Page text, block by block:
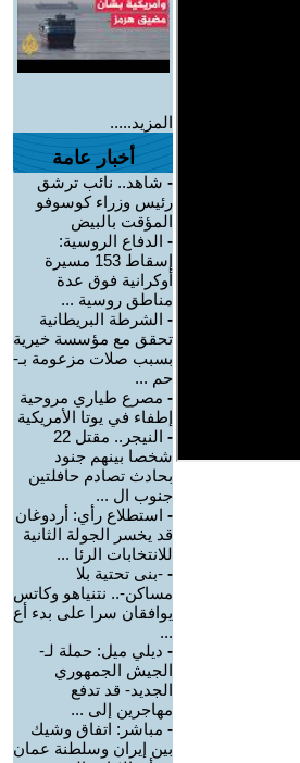
المزيد.....
أخبار عامة
- شاهد.. نائب ترشق
رئيس وزراء كوسوفو
المؤقت بالبيض
- الدفاع الروسية:
إسقاط 153 مسيرة
أوكرانية فوق عدة
مناطق روسية ...
- الشرطة البريطانية
تحقق مع مؤسسة خيرية
بسبب صلات مزعومة بـ-
حم ...
- مصرع طياري مروحية
إطفاء في يوتا الأمريكية
-
النيجر.. مقتل 22
شخصا بينهم جنود
بحادث تصادم حافلتين
جنوب ال ...
- استطلاع رأي: أردوغان
قد يخسر الجولة الثانية
للانتخابات الرئا ...
- -بنى تحتية بلا
مساكن-.. نتنياهو وكاتس
يوافقان سرا على بدء أع
...
- ديلي ميل: حملة لـ-
الجيش الجمهوري
الجديد- قد تدفع
مهاجرين إلى ...
- مباشر: اتفاق وشيك
بين إيران وسلطنة عمان